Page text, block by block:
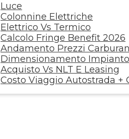
Luce
Colonnine Elettriche
Elettrico Vs Termico
Calcolo Fringe Benefit 2026
Andamento Prezzi
Dimensionamento
Acquisto Vs NLT E Leasing
Costo Viaggio Autostrada +